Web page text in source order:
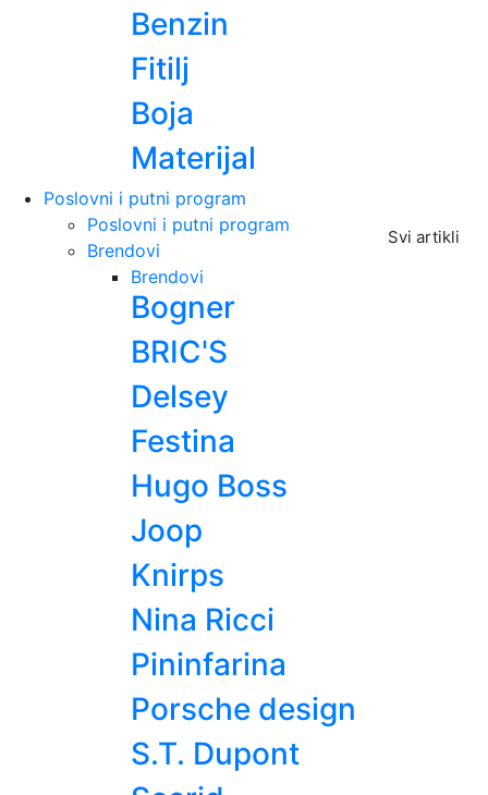
Benzin
Fitilj
Boja
Materijal
Poslovni i putni program
Svi artikli
Poslovni i putni program
Brendovi
Brendovi
Bogner
BRIC'S
Delsey
Festina
Hugo Boss
Joop
Knirps
Nina Ricci
Pininfarina
Porsche design
S.T. Dupont